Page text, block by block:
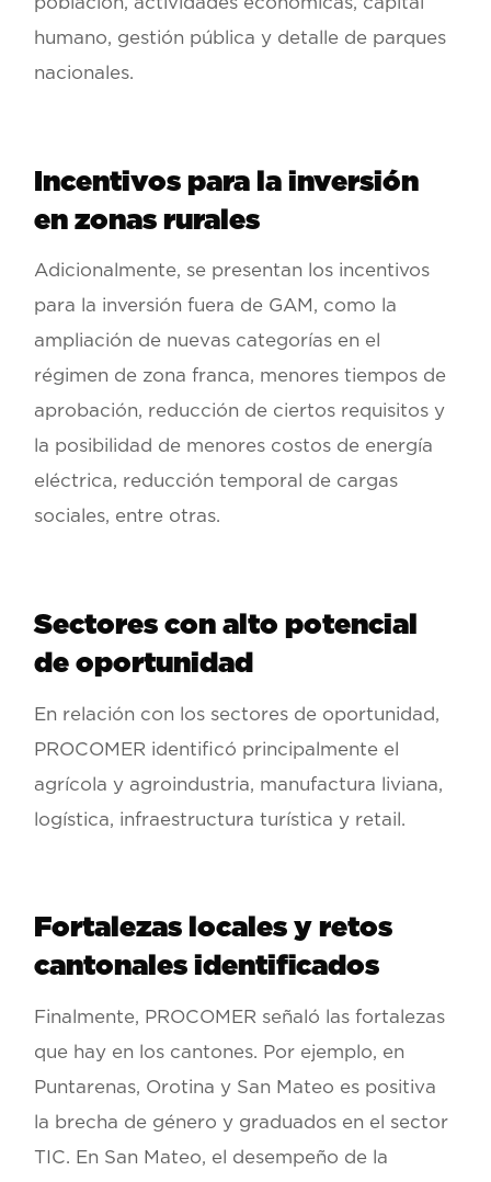
humano, gestión pública y detalle de parques
nacionales.
Incentivos para la inversión
en zonas rurales
Adicionalmente, se presentan los incentivos
para la inversión fuera de GAM, como la
ampliación de nuevas categorías en el
régimen de zona franca, menores tiempos de
aprobación, reducción de ciertos requisitos y
la posibilidad de menores costos de energía
eléctrica, reducción temporal de cargas
sociales, entre otras.
Sectores con alto potencial
de oportunidad
En relación con los sectores de oportunidad,
PROCOMER identificó principalmente el
agrícola y agroindustria, manufactura liviana,
logística, infraestructura turística y retail.
Fortalezas locales y retos
cantonales identificados
Finalmente, PROCOMER señaló las fortalezas
que hay en los cantones. Por ejemplo, en
Puntarenas, Orotina y San Mateo es positiva
la brecha de género y graduados en el sector
TIC. En San Mateo, el desempeño de la